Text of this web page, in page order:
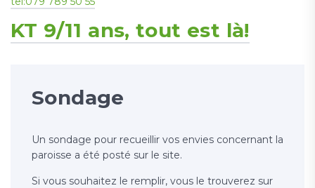
KT 9/11 ans, tout est là!
Sondage
Un sondage pour recueillir vos envies concernant la
paroisse a été posté sur le site.
Si vous souhaitez le remplir, vous le trouverez sur